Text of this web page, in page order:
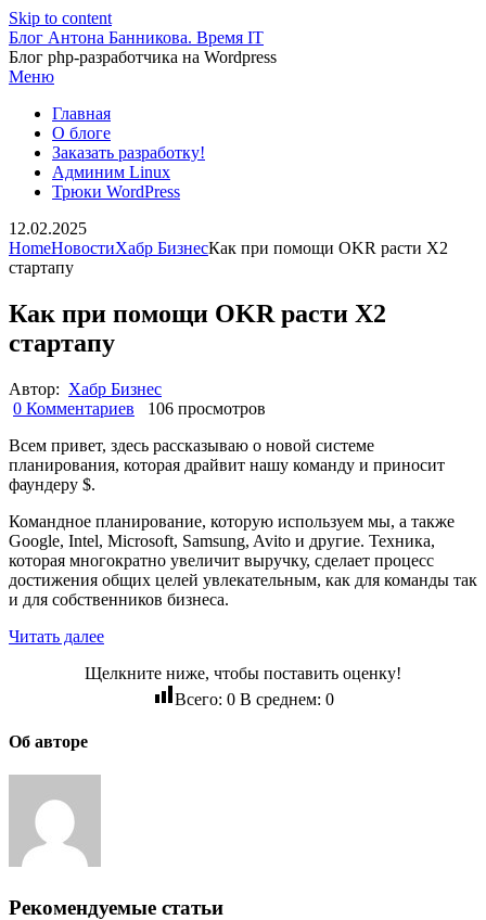
Skip to content
Блог Антона Банникова. Время IT
Блог php-разработчика на Wordpress
Меню
Главная
О блоге
Заказать разработку!
Админим Linux
Трюки WordPress
12.02.2025
HomeНовостиХабр БизнесКак при помощи OKR расти Х2
стартапу
Как при помощи OKR расти Х2
стартапу
Автор: Хабр Бизнес
0 Комментариев
106 просмотров
Всем привет, здесь рассказываю о новой системе
планирования, которая драйвит нашу команду и приносит
фаундеру $.
Командное планирование, которую используем мы, а также
Google, Intel, Microsoft, Samsung, Avito и другие. Техника,
которая многократно увеличит выручку, сделает процесс
достижения общих целей увлекательным, как для команды так
и для собственников бизнеса.
Читать далее
Щелкните ниже, чтобы поставить оценку!
Всего: 0В среднем: 0
Об авторе
Рекомендуемые статьи